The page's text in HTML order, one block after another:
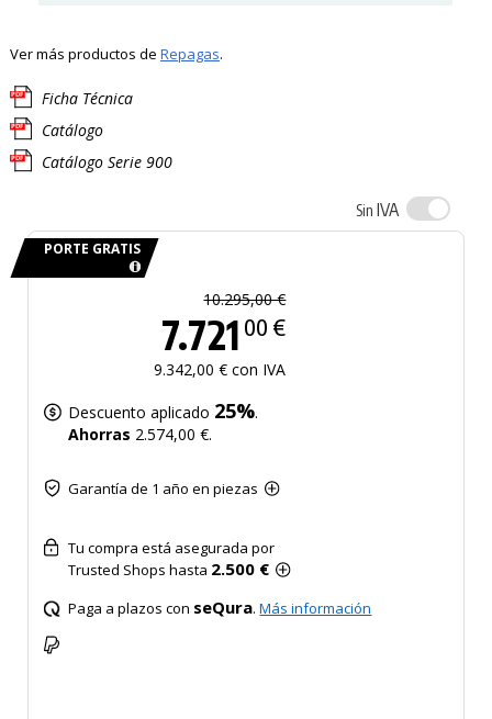
Ver más productos de Repagas.
Ficha Técnica
Catálogo
Catálogo Serie 900
Sin IVA
PORTE GRATIS
10.295,00 €
7.721 00 €
9.342,00 € con IVA
Descuento aplicado 25%.
Ahorras 2.574,00 €.
Garantía de 1 año en piezas
Tu compra está asegurada por
Trusted Shops hasta 2.500 €
Paga a plazos con seQura.Más información